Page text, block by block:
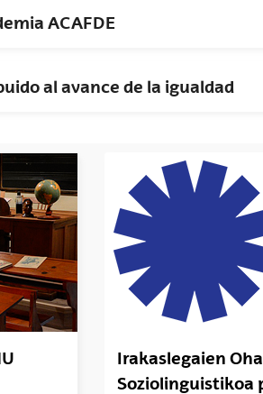
ACAFDE
al avance de la igualdad
Irakaslegaien
Soziolinguistikoa